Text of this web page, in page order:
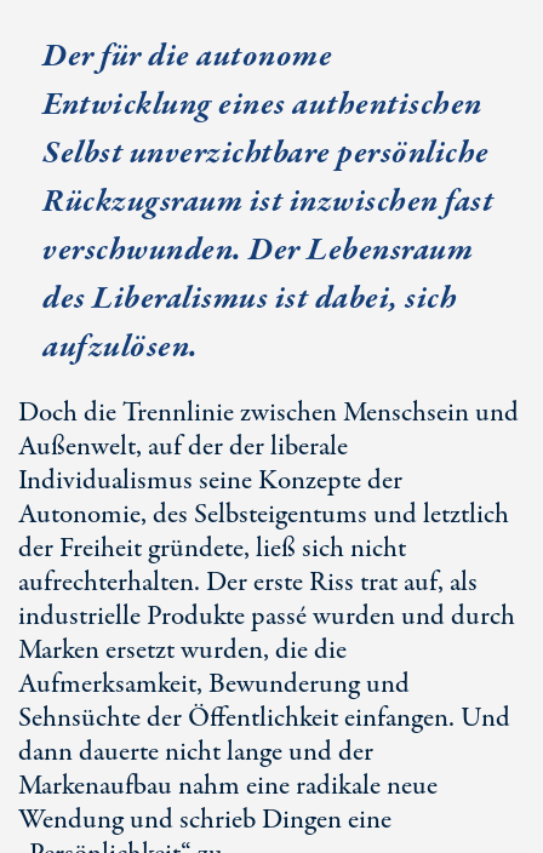
Der für die autonome
Entwicklung eines authentischen
Selbst unverzichtbare persönliche
Rückzugsraum ist inzwischen fast
verschwunden. Der Lebensraum
des Liberalismus ist dabei, sich
aufzulösen.
Doch die Trennlinie zwischen Menschsein und
Außenwelt, auf der der liberale
Individualismus seine Konzepte der
Autonomie, des Selbsteigentums und letztlich
der Freiheit gründete, ließ sich nicht
aufrechterhalten. Der erste Riss trat auf, als
industrielle Produkte passé wurden und durch
Marken ersetzt wurden, die die
Aufmerksamkeit, Bewunderung und
Sehnsüchte der Öffentlichkeit einfangen. Und
dann dauerte nicht lange und der
Markenaufbau nahm eine radikale neue
Wendung und schrieb Dingen eine